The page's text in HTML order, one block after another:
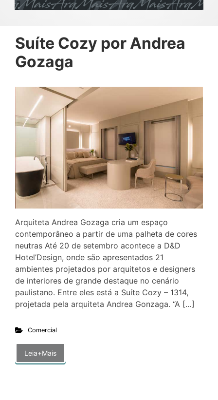
Suíte Cozy por Andrea
Gozaga
Arquiteta Andrea Gozaga cria um espaço
contemporâneo a partir de uma palheta de cores
neutras Até 20 de setembro acontece a D&D
Hotel’Design, onde são apresentados 21
ambientes projetados por arquitetos e designers
de interiores de grande destaque no cenário
paulistano. Entre eles está a Suíte Cozy – 1314,
projetada pela arquiteta Andrea Gonzaga. “A […]
Comercial
Leia+Mais